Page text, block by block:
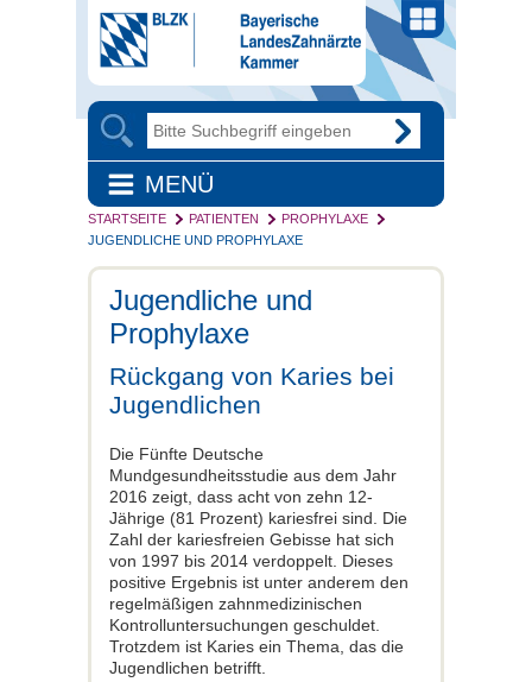
MENÜ
STARTSEITE PATIENTEN
PROPHYLAXE
JUGENDLICHE UND PROPHYLAXE
Jugendliche und
Prophylaxe
Rückgang von Karies bei
Jugendlichen
Die Fünfte Deutsche
Mundgesundheitsstudie aus dem Jahr
2016 zeigt, dass acht von zehn 12-
Jährige (81 Prozent) kariesfrei sind. Die
Zahl der kariesfreien Gebisse hat sich
von 1997 bis 2014 verdoppelt. Dieses
positive Ergebnis ist unter anderem den
regelmäßigen zahnmedizinischen
Kontrolluntersuchungen geschuldet.
Trotzdem ist Karies ein Thema, das die
Jugendlichen betrifft.